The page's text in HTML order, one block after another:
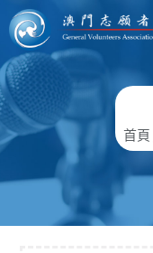
首頁